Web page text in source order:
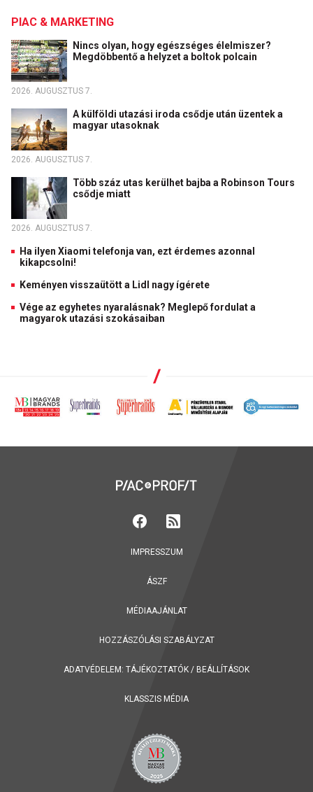
PIAC & MARKETING
Nincs olyan, hogy egészséges élelmiszer?
Megdöbbentő a helyzet a boltok polcain
2026. AUGUSZTUS 7.
A külföldi utazási iroda csődje után üzentek a
magyar utasoknak
2026. AUGUSZTUS 7.
Több száz utas kerülhet bajba a Robinson Tours
csődje miatt
2026. AUGUSZTUS 7.
Ha ilyen Xiaomi telefonja van, ezt érdemes azonnal
kikapcsolni!
Keményen visszaütött a Lidl nagy ígérete
Vége az egyhetes nyaralásnak? Meglepő fordulat a
magyarok utazási szokásaiban
IMPRESSZUM
ÁSZF
MÉDIAAJÁNLAT
HOZZÁSZÓLÁSI SZABÁLYZAT
ADATVÉDELEM: TÁJÉKOZTATÓK / BEÁLLÍTÁSOK
KLASSZIS MÉDIA